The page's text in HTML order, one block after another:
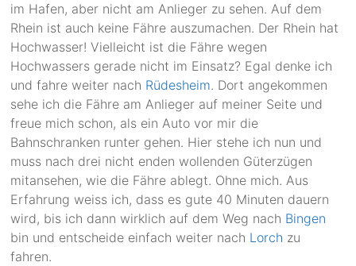
im Hafen, aber nicht am Anlieger zu sehen. Auf dem
Rhein ist auch keine Fähre auszumachen. Der Rhein hat
Hochwasser! Vielleicht ist die Fähre wegen
Hochwassers gerade nicht im Einsatz? Egal denke ich
und fahre weiter nach Rüdesheim. Dort angekommen
sehe ich die Fähre am Anlieger auf meiner Seite und
freue mich schon, als ein Auto vor mir die
Bahnschranken runter gehen. Hier stehe ich nun und
muss nach drei nicht enden wollenden Güterzügen
mitansehen, wie die Fähre ablegt. Ohne mich. Aus
Erfahrung weiss ich, dass es gute 40 Minuten dauern
wird, bis ich dann wirklich auf dem Weg nach Bingen
bin und entscheide einfach weiter nach Lorch zu
fahren.